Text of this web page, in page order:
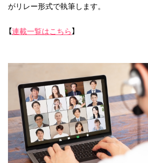
がリレー形式で執筆します。
【連載一覧はこちら】